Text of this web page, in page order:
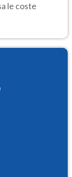
le coste